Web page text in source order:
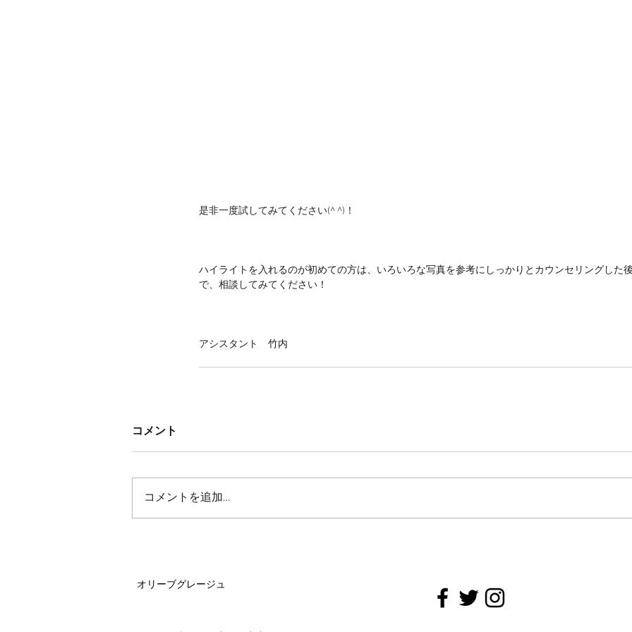
是非一度試してみてください(^ ^)！
ハイライトを入れるのが初めての方は、いろいろな写真を参考にしっかりとカウンセリングした
で、相談してみてください！
アシスタント　竹内
コメント
コメントを追加…
オリーブグレージュ